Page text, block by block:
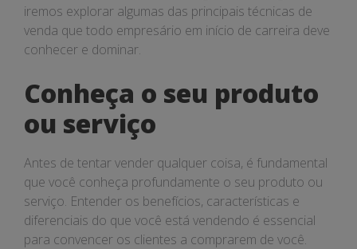
iremos explorar algumas das principais técnicas de
venda que todo empresário em início de carreira deve
conhecer e dominar.
Conheça o seu produto
ou serviço
Antes de tentar vender qualquer coisa, é fundamental
que você conheça profundamente o seu produto ou
serviço. Entender os benefícios, características e
diferenciais do que você está vendendo é essencial
para convencer os clientes a comprarem de você.